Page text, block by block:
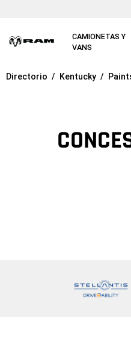
CAMIONETAS Y
VANS
Ir a
Directorio Kentucky